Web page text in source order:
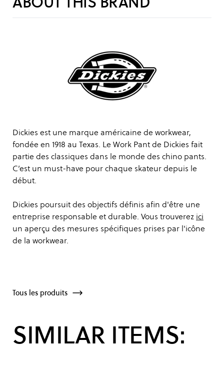
Dickies est une marque américaine de workwear,
fondée en 1918 au Texas. Le Work Pant de Dickies fait
partie des classiques dans le monde des chino pants.
C’est un must-have pour chaque skateur depuis le
début.
Dickies poursuit des objectifs définis afin d'être une
entreprise responsable et durable. Vous trouverez ici
un aperçu des mesures spécifiques prises par l'icône
de la workwear.
Tous les produits
SIMILAR ITEMS: